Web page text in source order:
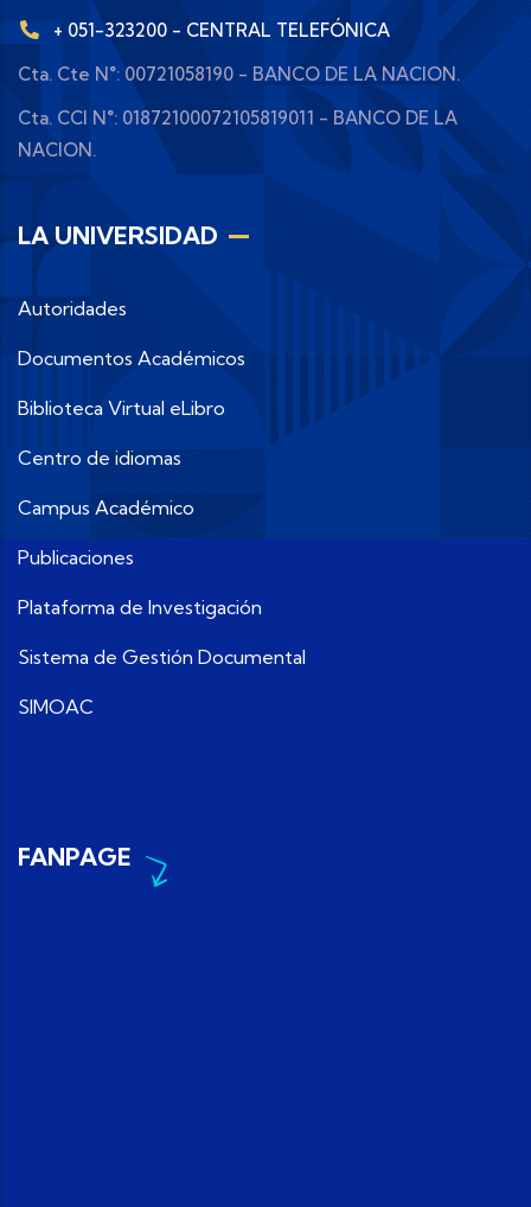
+ 051-323200 - CENTRAL TELEFÓNICA
Cta. Cte N°: 00721058190 - BANCO DE LA NACION.
Cta. CCI N°: 01872100072105819011 - BANCO DE LA
NACION.
LA UNIVERSIDAD
Autoridades
Documentos Académicos
Biblioteca Virtual eLibro
Centro de idiomas
Campus Académico
Publicaciones
Plataforma de Investigación
Sistema de Gestión Documental
SIMOAC
FANPAGE